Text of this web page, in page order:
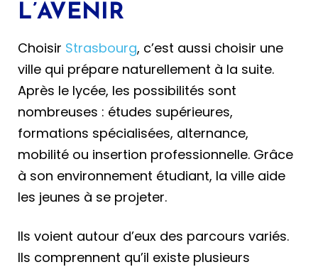
L’AVENIR
Choisir Strasbourg, c’est aussi choisir une
ville qui prépare naturellement à la suite.
Après le lycée, les possibilités sont
nombreuses : études supérieures,
formations spécialisées, alternance,
mobilité ou insertion professionnelle. Grâce
à son environnement étudiant, la ville aide
les jeunes à se projeter.
Ils voient autour d’eux des parcours variés.
Ils comprennent qu’il existe plusieurs